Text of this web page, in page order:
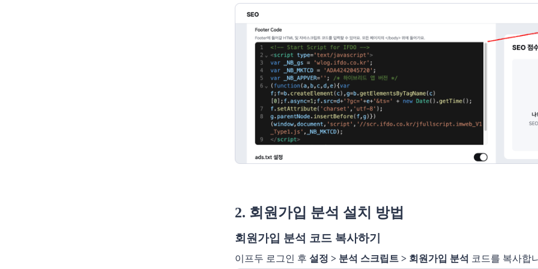
2. 회원가입 분석 설치 방법
회원가입 분석 코드 복사하기
이프두 로그인 후설정 > 분석 스크립트 > 회원가입 분석 코드를 복사합